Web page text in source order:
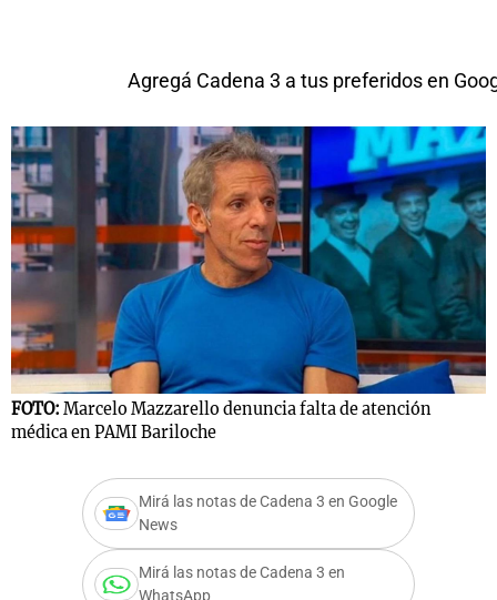
Agregá Cadena 3 a tus preferidos en
FOTO: Marcelo Mazzarello denuncia falta de atención
médica en PAMI Bariloche
Mirá las notas de Cadena 3 en Google
News
Mirá las notas de Cadena 3 en
WhatsApp